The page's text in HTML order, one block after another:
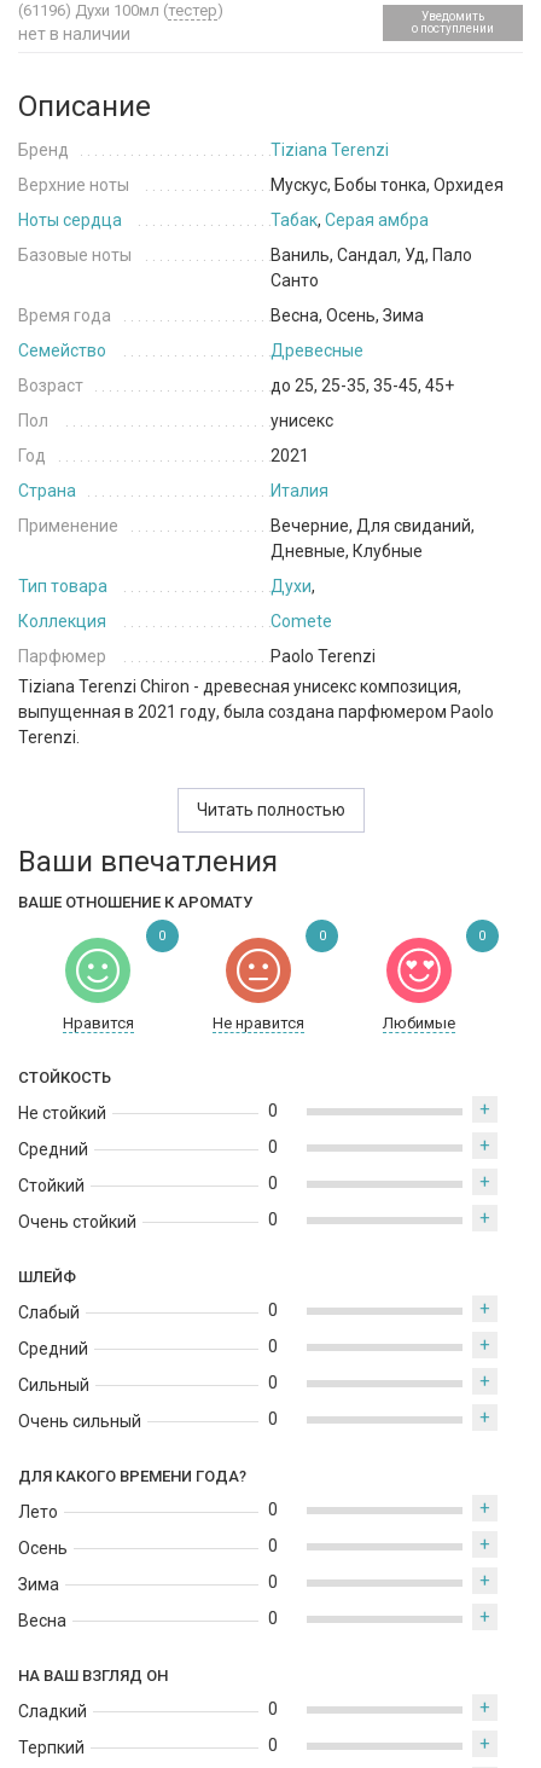
(61196) Духи 100мл (тестер)
нет в наличии
Уведомить
о поступлении
Описание
Бренд
Tiziana Terenzi
Верхние ноты
Мускус, Бобы тонка, Орхидея
Ноты сердца
Табак, Серая амбра
Базовые ноты
Ваниль, Сандал, Уд, Пало
Санто
Время года
Весна, Осень, Зима
Семейство
Древесные
Возраст
до 25, 25-35, 35-45, 45+
Пол
унисекс
Год
2021
Страна
Италия
Применение
Вечерние, Для свиданий,
Дневные, Клубные
Тип товара
Духи,
Коллекция
Comete
Парфюмер
Paolo Terenzi
Tiziana Terenzi Chiron - древесная унисекс композиция,
выпущенная в 2021 году, была создана парфюмером Paolo
Terenzi.
которые мягко гармонируют с теплотой звучания пряных
бобов тонка и цветочными, сладковатыми тонами орхидеи.
Сердце наполняется дымными аккордами табака и звучанием
древесных пород завершают чувственную композицию.
Читать полностью
Ваши впечатления
ВАШЕ ОТНОШЕНИЕ К АРОМАТУ
Нравится Не нравится Любимые
0 0 0
СТОЙКОСТЬ
Не стойкий
Средний
Стойкий
Очень стойкий
0 +
0 +
0 +
0 +
ШЛЕЙФ
Слабый
Средний
Сильный
Очень сильный
0 +
0 +
0 +
0 +
ДЛЯ КАКОГО ВРЕМЕНИ ГОДА?
Лето
Осень
Зима
Весна
0 +
0 +
0 +
0 +
НА ВАШ ВЗГЛЯД ОН
Сладкий
Терпкий
0 +
0 +